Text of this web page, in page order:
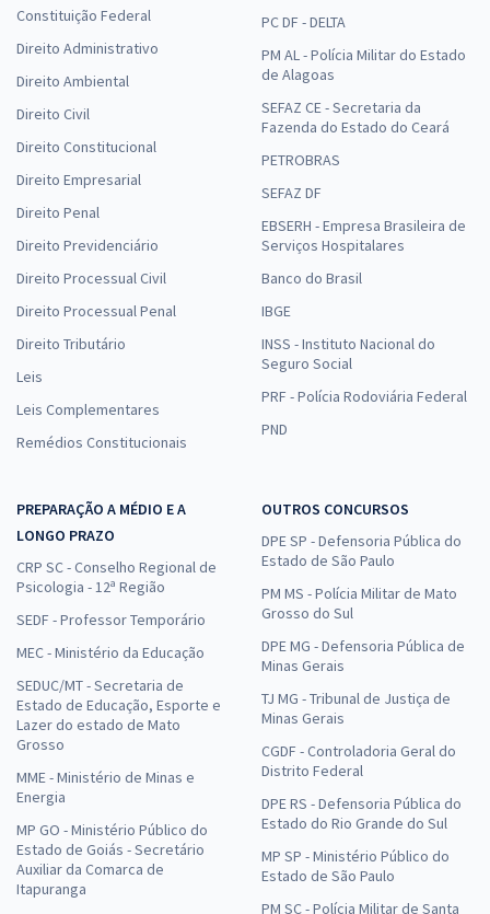
Constituição Federal
Direito Administrativo
Direito Ambiental
Direito Civil
Direito Constitucional
Direito Empresarial
Direito Penal
Direito Previdenciário
Direito Processual Civil
Direito Processual Penal
Direito Tributário
Leis
Leis Complementares
Remédios Constitucionais
PC DF - DELTA
PM AL - Polícia Militar do Estado
de Alagoas
SEFAZ CE - Secretaria da
Fazenda do Estado do Ceará
PETROBRAS
SEFAZ DF
EBSERH - Empresa Brasileira de
Serviços Hospitalares
Banco do Brasil
IBGE
INSS - Instituto Nacional do
Seguro Social
PRF - Polícia Rodoviária Federal
PND
PREPARAÇÃO A MÉDIO E A
LONGO PRAZO
CRP SC - Conselho Regional de
Psicologia - 12ª Região
SEDF - Professor Temporário
MEC - Ministério da Educação
SEDUC/MT - Secretaria de
Estado de Educação, Esporte e
Lazer do estado de Mato
Grosso
MME - Ministério de Minas e
Energia
MP GO - Ministério Público do
Estado de Goiás - Secretário
Auxiliar da Comarca de
Itapuranga
OUTROS CONCURSOS
DPE SP - Defensoria Pública do
Estado de São Paulo
PM MS - Polícia Militar de Mato
Grosso do Sul
DPE MG - Defensoria Pública de
Minas Gerais
TJ MG - Tribunal de Justiça de
Minas Gerais
CGDF - Controladoria Geral do
Distrito Federal
DPE RS - Defensoria Pública do
Estado do Rio Grande do Sul
MP SP - Ministério Público do
Estado de São Paulo
PM SC - Polícia Militar de Santa